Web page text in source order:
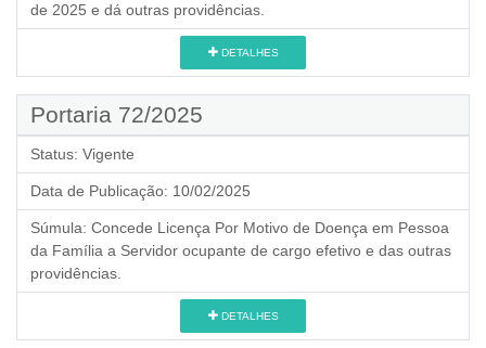
de 2025 e dá outras providências.
DETALHES
Portaria 72/2025
Status: Vigente
Data de Publicação: 10/02/2025
Súmula: Concede Licença Por Motivo de Doença em Pessoa
da Família a Servidor ocupante de cargo efetivo e das outras
providências.
DETALHES